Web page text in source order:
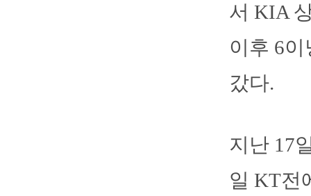
서 KIA
이후 6
갔다.
지난 17
일 KT전